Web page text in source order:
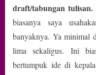
draft/tabungan tulisan.
biasanya saya
banyaknya. Ya minimal
lima sekaligus. Ini
bertumpuk ide di